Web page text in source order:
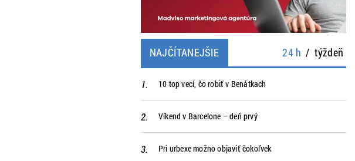
NAJČÍTANEJŠIE 24 h / týždeň
10 top vecí, čo robiť v Benátkach
Víkend v Barcelone – deň prvý
Pri urbexe možno objaviť čokoľvek